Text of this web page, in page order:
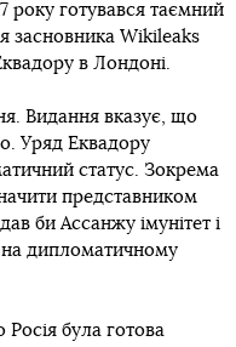
року готувався таємний
засновника Wikileaks
в Лондоні.
Видання вказує, що
Уряд Еквадору
статус. Зокрема
представником
би Ассанжу імунітет і
на дипломатичному
була готова